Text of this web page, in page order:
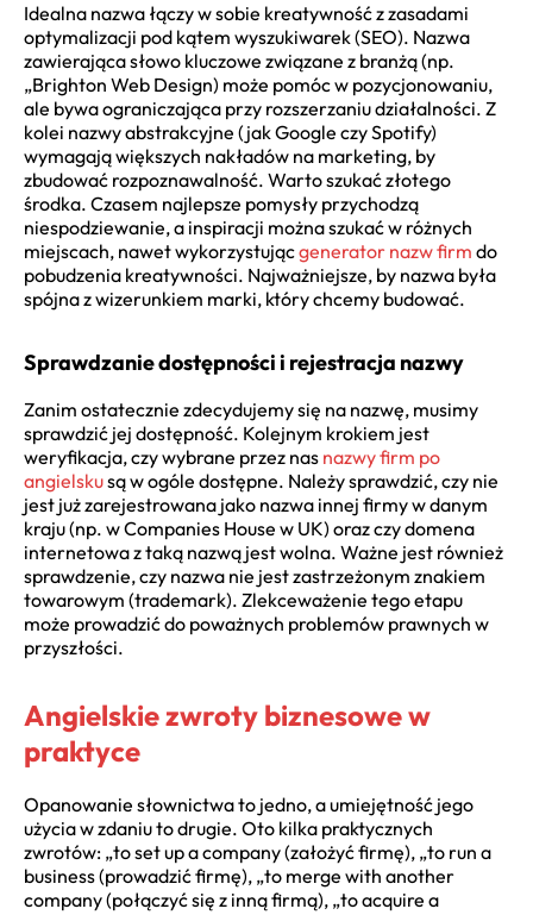
Idealna nazwa łączy w sobie kreatywność z zasadami
optymalizacji pod kątem wyszukiwarek (SEO). Nazwa
zawierająca słowo kluczowe związane z branżą (np.
„Brighton Web Design) może pomóc w pozycjonowaniu,
ale bywa ograniczająca przy rozszerzaniu działalności. Z
kolei nazwy abstrakcyjne (jak Google czy Spotify)
wymagają większych nakładów na marketing, by
zbudować rozpoznawalność. Warto szukać złotego
środka. Czasem najlepsze pomysły przychodzą
niespodziewanie, a inspiracji można szukać w różnych
miejscach, nawet wykorzystującgenerator nazw firm do
pobudzenia kreatywności. Najważniejsze, by nazwa była
spójna z wizerunkiem marki, który chcemy budować.
Sprawdzanie dostępności i rejestracja nazwy
Zanim ostatecznie zdecydujemy się na nazwę, musimy
sprawdzić jej dostępność. Kolejnym krokiem jest
weryfikacja, czy wybrane przez nas nazwy firm po
angielskusą w ogóle dostępne. Należy sprawdzić, czy nie
jest już zarejestrowana jako nazwa innej firmy w danym
kraju (np. w Companies House w UK) oraz czy domena
internetowa z taką nazwą jest wolna. Ważne jest również
sprawdzenie, czy nazwa nie jest zastrzeżonym znakiem
towarowym (trademark). Zlekceważenie tego etapu
może prowadzić do poważnych problemów prawnych w
przyszłości.
Angielskie zwroty biznesowe w
praktyce
Opanowanie słownictwa to jedno, a umiejętność jego
użycia w zdaniu to drugie. Oto kilka praktycznych
zwrotów: „to set up a company (założyć firmę), „to run a
business (prowadzić firmę), „to merge with another
company (połączyć się z inną firmą), „to acquire a